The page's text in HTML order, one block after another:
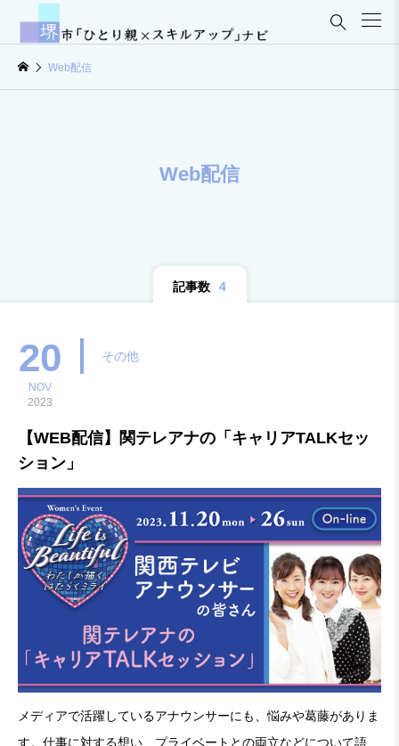

Web配信
Web配信
記事数 4
20
NOV
2023
その他
【WEB配信】関テレアナの「キャリアTALKセッ
ション」
メディアで活躍しているアナウンサーにも、悩みや葛藤がありま
す。仕事に対する想い、プライベートとの両立などについて語り